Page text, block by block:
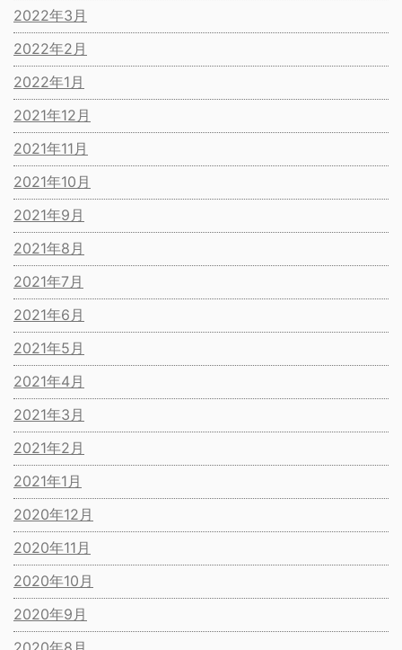
2022年3月
2022年2月
2022年1月
2021年12月
2021年11月
2021年10月
2021年9月
2021年8月
2021年7月
2021年6月
2021年5月
2021年4月
2021年3月
2021年2月
2021年1月
2020年12月
2020年11月
2020年10月
2020年9月